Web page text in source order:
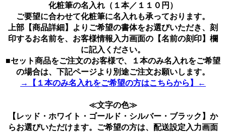
化粧筆の名入れ（１本／１１０円）
ご要望に合わせて化粧筆に名入れも承っております。
上部【商品詳細】よりご希望の書体をお選びいただき、刻
印するお名前を、お客様情報入力画面の【名前の刻印】欄
に記入ください。
■セット商品をご注文のお客様で、１本のみ名入れをご希望
の場合は、下記ページより別途ご注文お願いします。
→【１本のみ名入れをご希望の方はこちらから】←
≪文字の色≫
【レッド・ホワイト・ゴールド・シルバー・ブラック】か
らお選びいただけます。ご希望の方は、配送設定入力画面